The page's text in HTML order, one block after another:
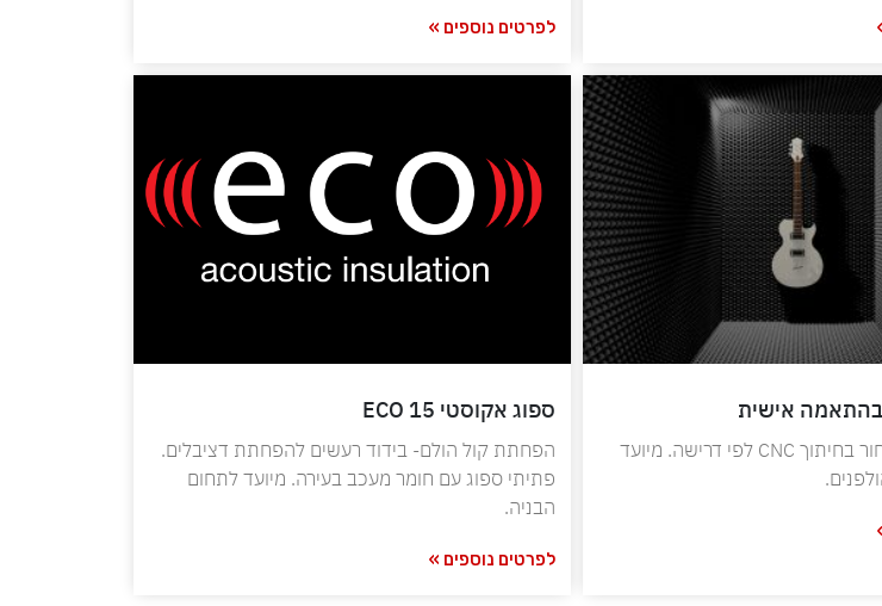
לפרטים נוספים »
בהתאמה אישית
ספוג אקוסטי שחור בחיתוך CNC לפי דרישה. מיועד
ספוג אקוסטי ECO 15
הפחתת קול הולם- בידוד רעשים להפחתת דציבלים.
פתיתי ספוג עם חומר מעכב בעירה. מיועד לתחום
הבניה.
לפרטים נוספים »